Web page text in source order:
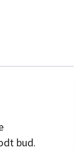
bud.